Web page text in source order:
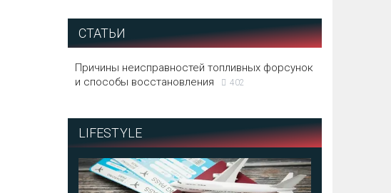
СТАТЬИ
Причины неисправностей топливных форсунок
и способы восстановления
402
LIFESTYLE